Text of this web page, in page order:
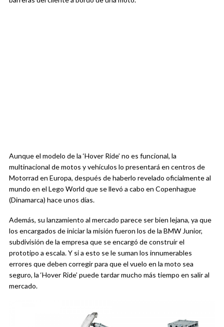
Aunque el modelo de la ‘Hover Ride’ no es funcional, la
multinacional de motos y vehículos lo presentará en centros de
Motorrad en Europa, después de haberlo revelado oficialmente al
mundo en el Lego World que se llevó a cabo en Copenhague
(Dinamarca) hace unos días.
Además, su lanzamiento al mercado parece ser bien lejana, ya que
los encargados de iniciar la misión fueron los de la BMW Junior,
subdivisión de la empresa que se encargó de construir el
prototipo a escala. Y si a esto se le suman los innumerables
errores que deben corregir para que el vuelo en la moto sea
seguro, la ‘Hover Ride’ puede tardar mucho más tiempo en salir al
mercado.